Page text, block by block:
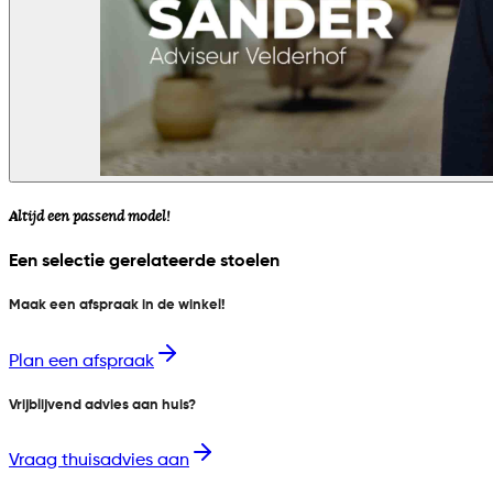
Altijd een passend model!
Een selectie gerelateerde stoelen
Maak een afspraak in de winkel!
Plan een afspraak
Vrijblijvend advies aan huis?
Vraag thuisadvies aan